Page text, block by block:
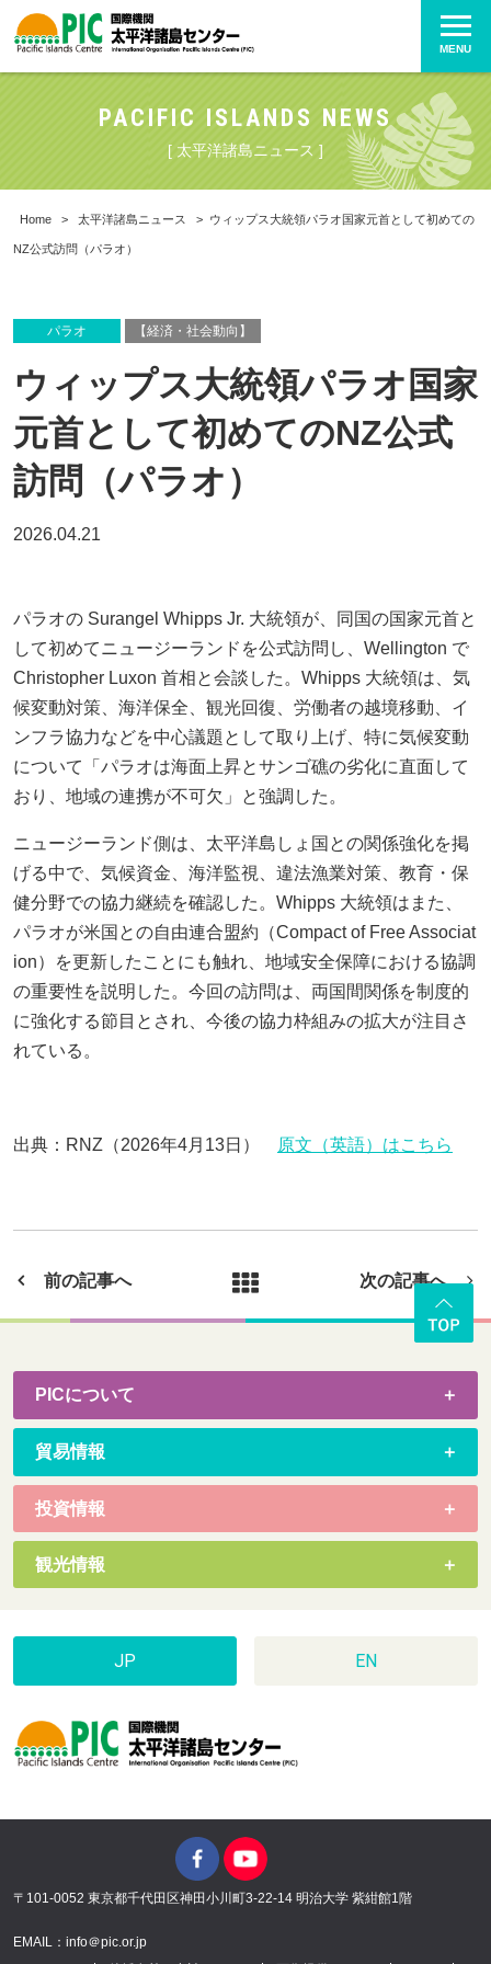
MENU
PACIFIC ISLANDS NEWS
[ 太平洋諸島ニュース ]
Home > 太平洋諸島ニュース > ウィップス大統領パラオ国家元首として初めての
NZ公式訪問（パラオ）
パラオ 【経済・社会動向】
ウィップス大統領パラオ国家
元首として初めてのNZ公式
訪問（パラオ）
2026.04.21
パラオの Surangel Whipps Jr. 大統領が、同国の国家元首と
して初めてニュージーランドを公式訪問し、Wellington で
Christopher Luxon 首相と会談した。Whipps 大統領は、気
候変動対策、海洋保全、観光回復、労働者の越境移動、イ
ンフラ協力などを中心議題として取り上げ、特に気候変動
について「パラオは海面上昇とサンゴ礁の劣化に直面して
おり、地域の連携が不可欠」と強調した。
ニュージーランド側は、太平洋島しょ国との関係強化を掲
げる中で、気候資金、海洋監視、違法漁業対策、教育・保
健分野での協力継続を確認した。Whipps 大統領はまた、
パラオが米国との自由連合盟約（Compact of Free Associat
ion）を更新したことにも触れ、地域安全保障における協調
の重要性を説明した。今回の訪問は、両国間関係を制度的
に強化する節目とされ、今後の協力枠組みの拡大が注目さ
れている。
出典：RNZ（2026年4月13日） 原文（英語）はこちら
前の記事へ 次の記事へ
PICについて
貿易情報
投資情報
観光情報
JP EN
〒101-0052 東京都千代田区神田小川町3-22-14 明治大学 紫紺館1階
EMAIL：info＠pic.or.jp